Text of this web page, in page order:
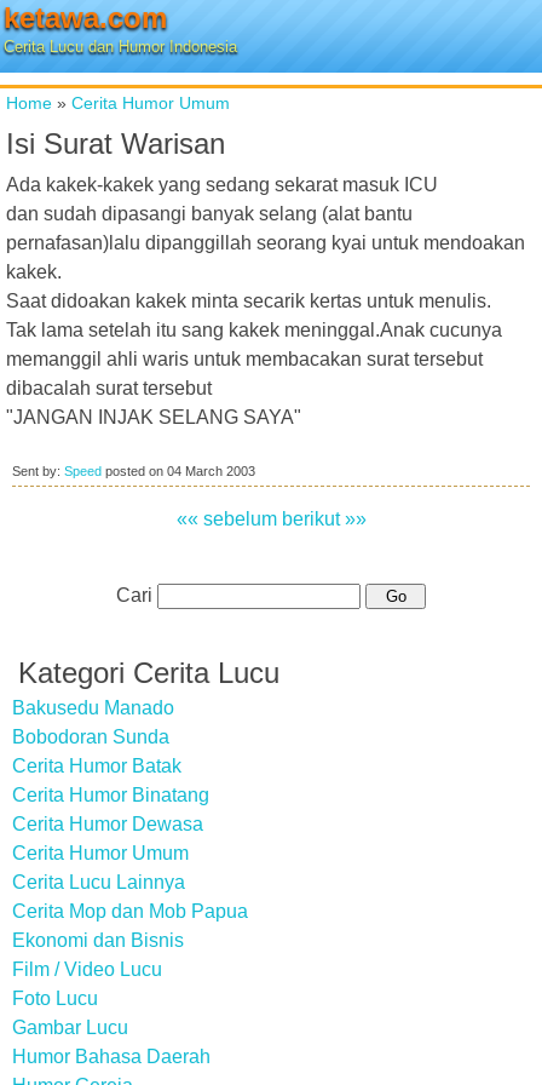
ketawa.com
Cerita Lucu dan Humor Indonesia
Home » Cerita Humor Umum
Isi Surat Warisan
Ada kakek-kakek yang sedang sekarat masuk ICU
dan sudah dipasangi banyak selang (alat bantu
pernafasan)lalu dipanggillah seorang kyai untuk mendoakan
kakek.
Saat didoakan kakek minta secarik kertas untuk menulis.
Tak lama setelah itu sang kakek meninggal.Anak cucunya
memanggil ahli waris untuk membacakan surat tersebut
dibacalah surat tersebut
"JANGAN INJAK SELANG SAYA"
Sent by: Speed posted on 04 March 2003
«« sebelum berikut »»
Cari
Kategori Cerita Lucu
Bakusedu Manado
Bobodoran Sunda
Cerita Humor Batak
Cerita Humor Binatang
Cerita Humor Dewasa
Cerita Humor Umum
Cerita Lucu Lainnya
Cerita Mop dan Mob Papua
Ekonomi dan Bisnis
Film / Video Lucu
Foto Lucu
Gambar Lucu
Humor Bahasa Daerah